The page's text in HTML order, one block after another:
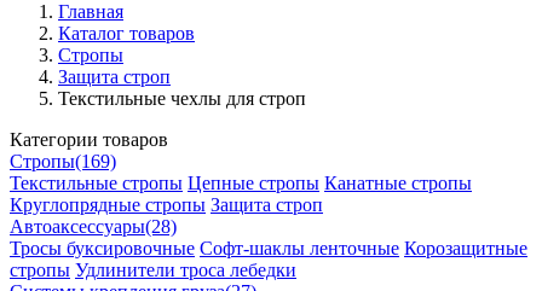
Главная
Каталог товаров
Стропы
Защита строп
Текстильные чехлы для строп
Категории товаров
Стропы(169)
Текстильные стропы Цепные стропы Канатные стропы
Круглопрядные стропы Защита строп
Автоаксессуары(28)
Тросы буксировочные Софт-шаклы ленточные Корозащитные
стропы Удлинители троса лебедки